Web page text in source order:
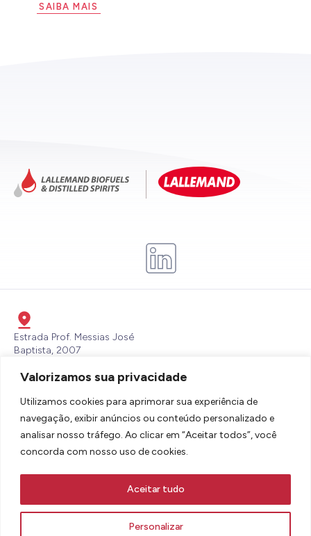
Valorizamos sua privacidade
Utilizamos cookies para aprimorar sua experiência de
navegação, exibir anúncios ou conteúdo personalizado e
analisar nosso tráfego. Ao clicar em “Aceitar todos”, você
concorda com nosso uso de cookies.
Personalizar
Aceitar tudo
SAIBA MAIS
Estrada Prof. Messias José
Baptista, 2007
13432-700
(19) 3436-6600